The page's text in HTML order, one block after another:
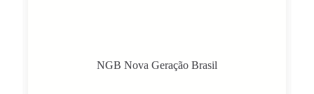
NGB Nova Geração Brasil